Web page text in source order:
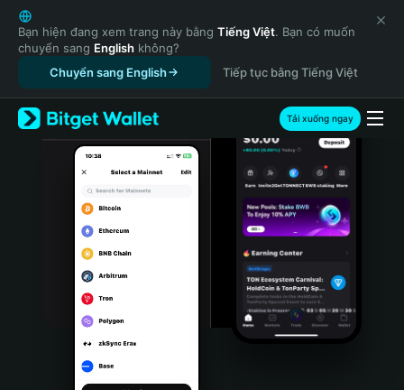
English
日本語
Tiếng Việt
Русский
Español (Latinoamérica)
Türkçe
Italiano
Português (Portugal)
Bahasa Indonesia
Português (Brasil)
Bạn hiện đang xem trang này bằng Tiếng Việt. Bạn có muốn
chuyển sang English không?
Chuyển sang English
Tiếp tục bằng Tiếng Việt
Tải xuống ngay